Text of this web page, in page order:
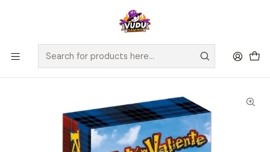
🚀 ¡Despachamos a todo Chile! Envío GRATIS a Regiones sobre
$100.000 y a RM sobre $35.000
Home Juegos de Mesa Editorial Fractal
Ratón Valiente - Juego de Mesa - Español